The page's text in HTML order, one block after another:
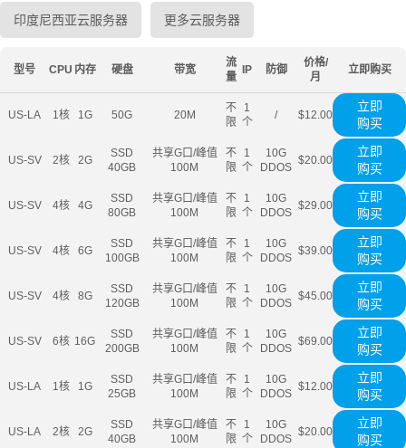
印度尼西亚云服务器 更多云服务器
型号 CPU 内存 硬盘 带宽
流
量
IP 防御
价格/
月
立即购买
US-LA 1核 1G 50G 20M
不
限
1
个
/ $12.00
立即
购买
US-SV 2核 2G
SSD
40GB
共享G口/峰值
100M
不
限
1
个
10G
DDOS
$20.00
立即
购买
US-SV 4核 4G
SSD
80GB
共享G口/峰值
100M
不
限
1
个
10G
DDOS
$29.00
立即
购买
US-SV 4核 6G
SSD
100GB
共享G口/峰值
100M
不
限
1
个
10G
DDOS
$39.00
立即
购买
US-SV 4核 8G
SSD
120GB
共享G口/峰值
100M
不
限
1
个
10G
DDOS
$45.00
立即
购买
US-SV 6核 16G
SSD
200GB
共享G口/峰值
100M
不
限
1
个
10G
DDOS
$69.00
立即
购买
US-LA 1核 1G
SSD
25GB
共享G口/峰值
100M
不
限
1
个
10G
DDOS
$12.00
立即
购买
US-LA 2核 2G
SSD
40GB
共享G口/峰值
100M
不
限
1
个
10G
DDOS
$20.00
立即
购买